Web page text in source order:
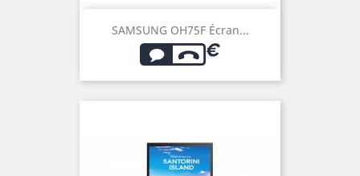
SAMSUNG OH75F Écran...